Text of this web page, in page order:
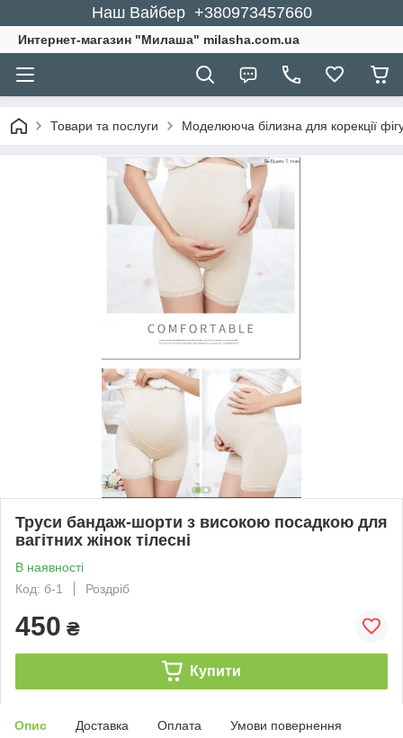
Наш Вайбер +380973457660
Интернет-магазин "Милаша" milasha.com.ua
Товари та послуги Моделююча білизна для корекції
Труси бандаж-шорти з високою посадкою для
вагітних жінок тілесні
В наявності
Код: б-1
Роздріб
450 ₴
Купити
Опис Доставка Оплата Умови повернення